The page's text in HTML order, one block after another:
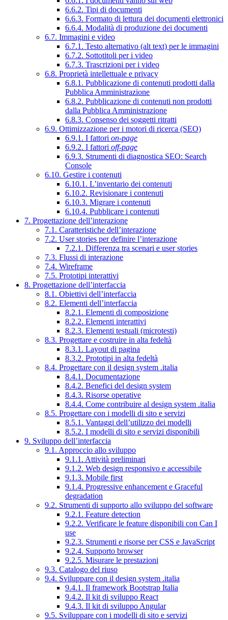
6.6.2. Tipi di documenti
6.6.3. Formato di lettura dei documenti elettronici
6.6.4. Modalità di produzione dei documenti
6.7. Immagini e video
6.7.1. Testo alternativo (alt text) per le immagini
6.7.2. Sottotitoli per i video
6.7.3. Trascrizioni per i video
6.8. Proprietà intellettuale e privacy
6.8.1. Pubblicazione di contenuti prodotti dalla
Pubblica Amministrazione
6.8.2. Pubblicazione di contenuti non prodotti
dalla Pubblica Amministrazione
6.8.3. Consenso dei soggetti ritratti
6.9. Ottimizzazione per i motori di ricerca (SEO)
6.9.1. I fattori on-page
6.9.2. I fattori off-page
6.9.3. Strumenti di diagnostica SEO: Search
Console
6.10. Gestire i contenuti
6.10.1. L’inventario dei contenuti
6.10.2. Revisionare i contenuti
6.10.3. Migrare i contenuti
6.10.4. Pubblicare i contenuti
7. Progettazione dell’interazione
7.1. Caratteristiche dell’interazione
7.2. User stories per definire l’interazione
7.2.1. Differenza tra scenari e user stories
7.3. Flussi di interazione
7.4. Wireframe
7.5. Prototipi interattivi
8. Progettazione dell’interfaccia
8.1. Obiettivi dell’interfaccia
8.2. Elementi dell’interfaccia
8.2.1. Elementi di composizione
8.2.2. Elementi interattivi
8.2.3. Elementi testuali (microtesti)
8.3. Progettare e costruire in alta fedeltà
8.3.1. Layout di pagina
8.3.2. Prototipi in alta fedeltà
8.4. Progettare con il design system .italia
8.4.1. Documentazione
8.4.2. Benefici del design system
8.4.3. Risorse operative
8.4.4. Come contribuire al design system .italia
8.5. Progettare con i modelli di sito e servizi
8.5.1. Vantaggi dell’utilizzo dei modelli
8.5.2. I modelli di sito e servizi disponibili
9. Sviluppo dell’interfaccia
9.1. Approccio allo sviluppo
9.1.1. Attività preliminari
9.1.2. Web design responsivo e accessibile
9.1.3. Mobile first
9.1.4. Progressive enhancement e Graceful
degradation
9.2. Strumenti di supporto allo sviluppo del software
9.2.1. Feature detection
9.2.2. Verificare le feature disponibili con Can I
use
9.2.3. Strumenti e risorse per CSS e JavaScript
9.2.4. Supporto browser
9.2.5. Misurare le prestazioni
9.3. Catalogo del riuso
9.4. Sviluppare con il design system .italia
9.4.1. Il framework Bootstrap Italia
9.4.2. Il kit di sviluppo React
9.4.3. Il kit di sviluppo Angular
9.5. Sviluppare con i modelli di sito e servizi